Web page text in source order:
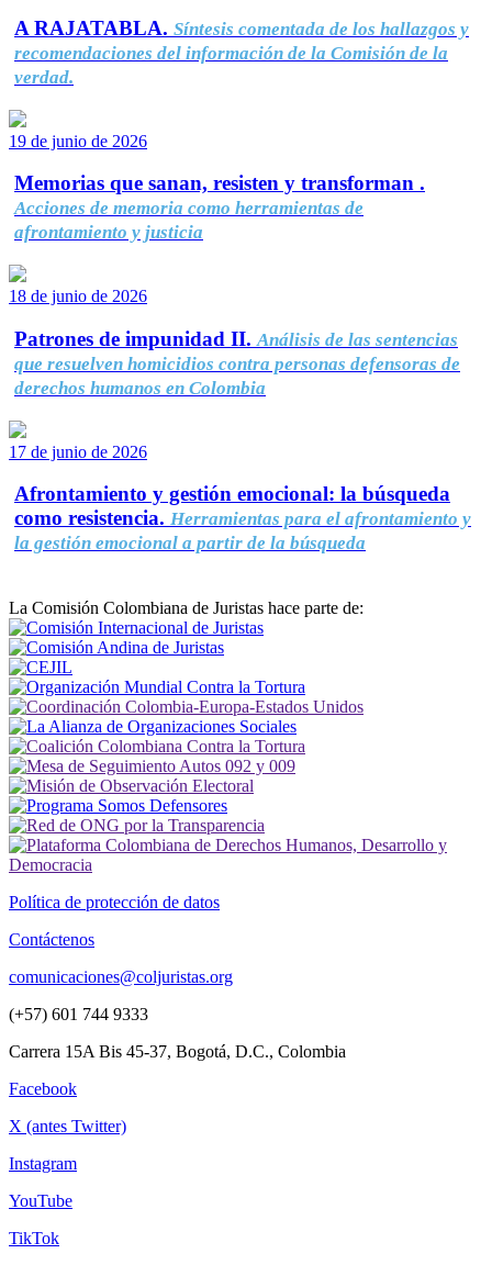
A RAJATABLA. Síntesis comentada de los hallazgos y
recomendaciones del información de la Comisión de la
verdad.
19 de junio de 2026
Memorias que sanan, resisten y transforman .
Acciones de memoria como herramientas de
afrontamiento y justicia
18 de junio de 2026
Patrones de impunidad II. Análisis de las sentencias
que resuelven homicidios contra personas defensoras de
derechos humanos en Colombia
17 de junio de 2026
Afrontamiento y gestión emocional: la búsqueda
como resistencia. Herramientas para el afrontamiento y
la gestión emocional a partir de la búsqueda
La Comisión Colombiana de Juristas hace parte de:
Política de protección de datos
Contáctenos
comunicaciones@coljuristas.org
(+57) 601 744 9333
Carrera 15A Bis 45-37, Bogotá, D.C., Colombia
Facebook
X (antes Twitter)
Instagram
YouTube
TikTok